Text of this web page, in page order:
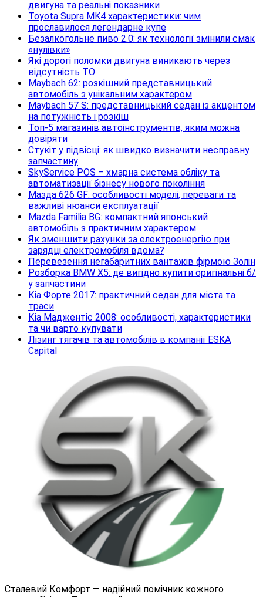
двигуна та реальні показники
Toyota Supra MK4 характеристики: чим
прославилося легендарне купе
Безалкогольне пиво 2.0: як технології змінили смак
«нулівки»
Які дорогі поломки двигуна виникають через
відсутність ТО
Maybach 62: розкішний представницький
автомобіль з унікальним характером
Maybach 57 S: представницький седан із акцентом
на потужність і розкіш
Топ-5 магазинів автоінструментів, яким можна
довіряти
Стукіт у підвісці: як швидко визначити несправну
запчастину
SkyService POS – хмарна система обліку та
автоматизації бізнесу нового покоління
Мазда 626 GF: особливості моделі, переваги та
важливі нюанси експлуатації
Mazda Familia BG: компактний японський
автомобіль з практичним характером
Як зменшити рахунки за електроенергію при
зарядці електромобіля вдома?
Перевезення негабаритних вантажів фірмою Золін
Розборка BMW X5: де вигідно купити оригінальні б/
у запчастини
Кіа Форте 2017: практичний седан для міста та
траси
Кіа Маджентіс 2008: особливості, характеристики
та чи варто купувати
Лізинг тягачів та автомобілів в компанії ESKA
Capital
Сталевий Комфорт — надійний помічник кожного